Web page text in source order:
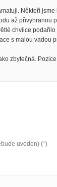
Někteří
až přivyhranou
chvilce
s malou vadou
zbytečná.
uveden) (*)